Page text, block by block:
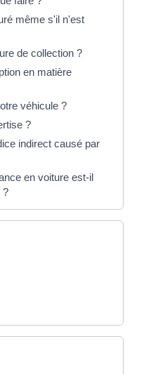
même s'il n'est
de collection ?
en matière
véhicule ?
?
indirect causé par
en voiture est-il
?